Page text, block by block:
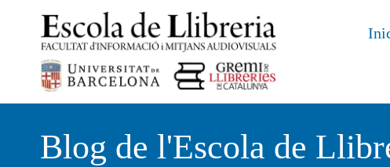
contingut
Blog de l'Escola de